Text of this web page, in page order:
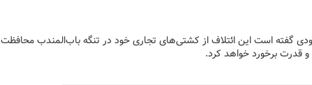
گفته است این ائتلاف از کشتی‌های تجاری خود در تنگه باب‌المندب محافظت
و قدرت برخورد خواهد کرد.